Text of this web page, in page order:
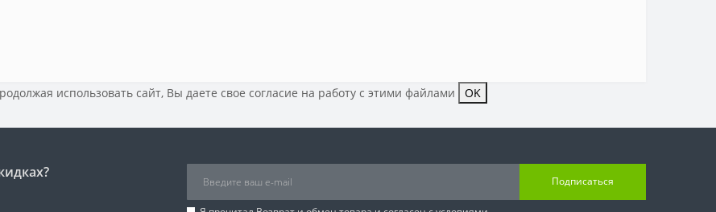
использовать сайт, Вы даете свое согласие на работу с этими файлами OK
Подписаться